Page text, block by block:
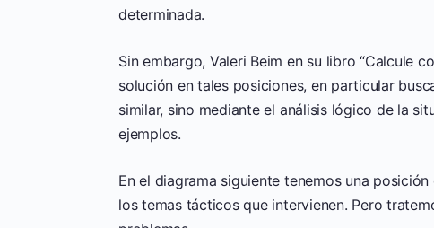
determinada.
Sin embargo, Valeri Beim en su libro “Calcule
solución en tales posiciones, en particular
similar, sino mediante el análisis lógico de la
ejemplos.
En el diagrama siguiente tenemos una
los temas tácticos que intervienen. Pero